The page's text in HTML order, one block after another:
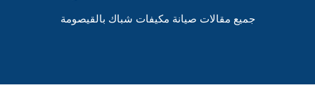
جميع مقالات صيانة مكيفات شباك بالقيصومة